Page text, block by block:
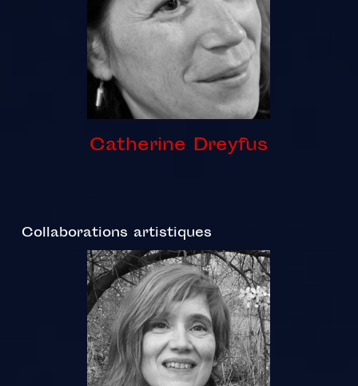
Catherine Dreyfus
Collaborations artistiques